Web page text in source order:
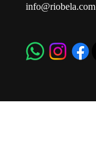
info@riobela.com